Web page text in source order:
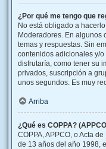
¿Por qué me tengo que
No está obligado a
Moderadores. En algunos
temas y respuestas. Sin
contenidos adicionales y/
disfrutaría, como tener su
privados, suscripción a
unos segundos. Es muy
Arriba
¿Qué es COPPA?
COPPA, APPCO, o Acta
de 13 años del año 1998,